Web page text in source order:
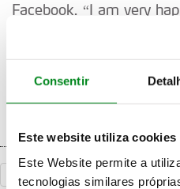
Consentir
Este website utiliza cookies
Este Website permite a
tecnologias similares
Facebook. “I am very
made to the car. I liked
these two days of
confessed the Citroën
Voltar